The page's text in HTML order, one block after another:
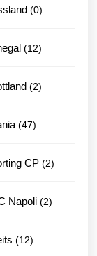
00
1212
22
4747
CP 22
Napoli 22
1212